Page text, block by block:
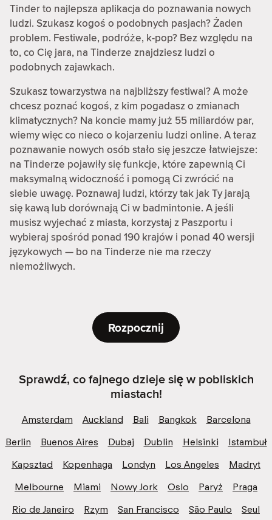
Tinder to najlepsza aplikacja do poznawania nowych
ludzi. Szukasz kogoś o podobnych pasjach? Żaden
problem. Festiwale, podróże, k-pop? Bez względu na
to, co Cię jara, na Tinderze znajdziesz ludzi o
podobnych zajawkach.
Szukasz towarzystwa na najbliższy festiwal? A może
chcesz poznać kogoś, z kim pogadasz o zmianach
klimatycznych? Na koncie mamy już 55 miliardów par,
wiemy więc co nieco o kojarzeniu ludzi online. A teraz
poznawanie nowych osób stało się jeszcze łatwiejsze:
na Tinderze pojawiły się funkcje, które zapewnią Ci
maksymalną widoczność i pomogą Ci zwrócić na
siebie uwagę. Poznawaj ludzi, którzy tak jak Ty jarają
się kawą lub dorównają Ci w badmintonie. A jeśli
musisz wyjechać z miasta, korzystaj z Paszportu i
wybieraj spośród ponad 190 krajów i ponad 40 wersji
językowych — bo na Tinderze nie ma rzeczy
niemożliwych.
Rozpocznij
Sprawdź, co fajnego dzieje się w pobliskich
miastach!
Amsterdam Auckland Bali Bangkok
Barcelona
Berlin
Buenos Aires Dubaj Dublin Helsinki
Istambuł
Kapsztad
Kopenhaga Londyn Los Angeles
Madryt
Melbourne
Miami Nowy Jork Oslo Paryż
Praga
Rio de Janeiro
Rzym San Francisco São Paulo
Seul